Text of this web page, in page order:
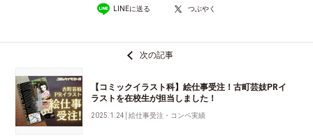
LINEに送る つぶやく
次の記事
【コミックイラスト科】絵仕事受注！古町芸妓PRイ
ラストを在校生が担当しました！
2025.1.24 │絵仕事受注・コンペ実績